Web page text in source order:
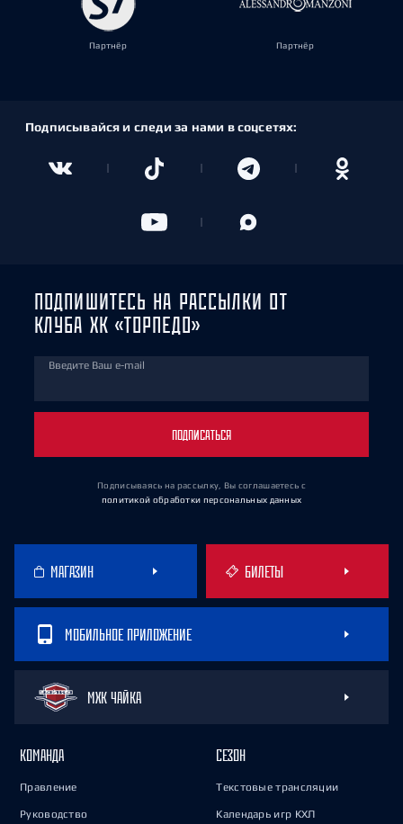
Партнёр Партнёр
Подписывайся и следи за нами в соцсетях:
ПОДПИШИТЕСЬ НА РАССЫЛКИ ОТ
КЛУБА ХК «ТОРПЕДО»
Введите Ваш e-mail
ПОДПИСАТЬСЯ
Подписываясь на рассылку, Вы соглашаетесь с
политикой обработки персональных данных
МАГАЗИН БИЛЕТЫ
МОБИЛЬНОЕ ПРИЛОЖЕНИЕ
МХК ЧАЙКА
КОМАНДА
Правление
Руководство
СЕЗОН
Текстовые трансляции
Календарь игр КХЛ